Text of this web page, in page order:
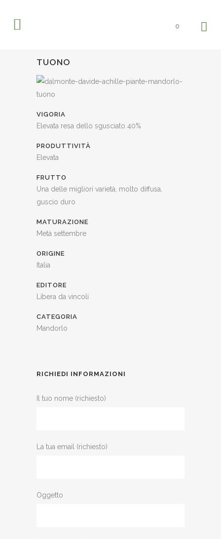
0
TUONO
VIGORIA
Elevata resa dello sgusciato 40%
PRODUTTIVITÀ
Elevata
FRUTTO
Una delle migliori varietà, molto diffusa,
guscio duro
MATURAZIONE
Metà settembre
ORIGINE
Italia
EDITORE
Libera da vincoli
CATEGORIA
Mandorlo
RICHIEDI INFORMAZIONI
Il tuo nome (richiesto)
La tua email (richiesto)
Oggetto